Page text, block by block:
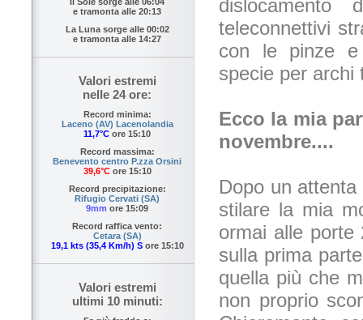
e tramonta alle 20:13
La Luna sorge alle 00:02
e tramonta alle 14:27
Valori estremi
nelle 24 ore:
Record minima:
Laceno (AV) Lacenolandia
11,7°C ore 15:10
Record massima:
Benevento centro P.zza Orsini
39,6°Core 15:10
Record precipitazione:
Rifugio Cervati (SA)
9mm ore 15:09
Record raffica vento:
Cetara (SA)
19,1 kts (35,4 Km/h) Sore 15:10
Valori estremi
ultimi 10 minuti:
teleconnettivi
con le pinze e
specie per archi
Ecco la mia
novembre....
Dopo un
stilare la mia
ormai alle
sulla prima
quella più che
non proprio